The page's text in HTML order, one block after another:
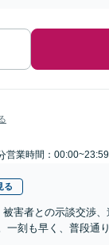
営業時間：00:00~23:59
る
被害者との示談交渉
一刻も早く、普段通